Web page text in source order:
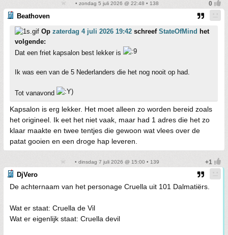
• zondag 5 juli 2026 @ 22:48 • 138
Beathoven
Op zaterdag 4 juli 2026 19:42 schreef StateOfMind het
volgende:
Dat een friet kapsalon best lekker is
Ik was een van de 5 Nederlanders die het nog nooit op had.
Tot vanavond
Kapsalon is erg lekker. Het moet alleen zo worden bereid zoals
het origineel. Ik eet het niet vaak, maar had 1 adres die het zo
klaar maakte en twee tentjes die gewoon wat vlees over de
patat gooien en een droge hap leveren.
• dinsdag 7 juli 2026 @ 15:00 • 139
DjVero
De achternaam van het personage Cruella uit 101 Dalmatiërs.
Wat er staat: Cruella de Vil
Wat er eigenlijk staat: Cruella devil